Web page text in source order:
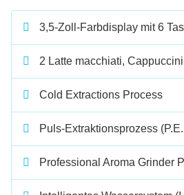
3,5-Zoll-Farbdisplay mit 6
2 Latte macchiati,
Cold Extractions Process
Puls-Extraktionsprozess
Professional Aroma Grinder